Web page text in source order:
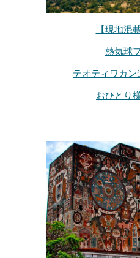
【現地混
熱気球
テオティワカ
おひとり